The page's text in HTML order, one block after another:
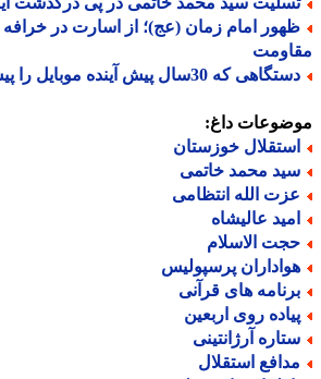
امام زمان (عج)؛ از اسارت در خرافه تا
که 30سال پیش آینده موبایل را پیش بینی کرد!
داغ:
خوزستان
محمد خاتمی
الله انتظامی
عالیشاه
الاسلام
پرسپولیس
های قرآنی
روی اربعین
آرژانتینی
استقلال